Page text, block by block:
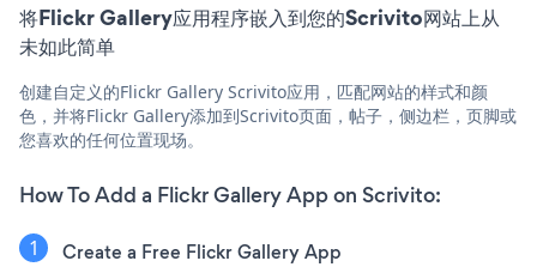
将Flickr Gallery应用程序嵌入到您的Scrivito网站上从
未如此简单
创建自定义的Flickr Gallery Scrivito应用，匹配网站的样式和颜
色，并将Flickr Gallery添加到Scrivito页面，帖子，侧边栏，页脚或
您喜欢的任何位置现场。
How To Add a Flickr Gallery App on Scrivito:
Create a Free Flickr Gallery App